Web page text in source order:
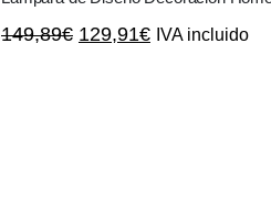
149,89€ El
129,91€ElIVA incluido